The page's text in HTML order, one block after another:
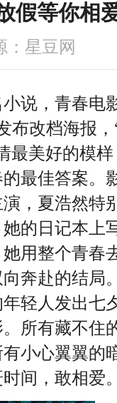
假等你相
：星豆网
说， 青春电
布改档海报，
最美好的模
的最佳答案。
，夏浩然特
的日记本上
用整个青春
奔赴的结局
轻人发出七
。所有藏不住
小心翼翼的
间，敢相爱